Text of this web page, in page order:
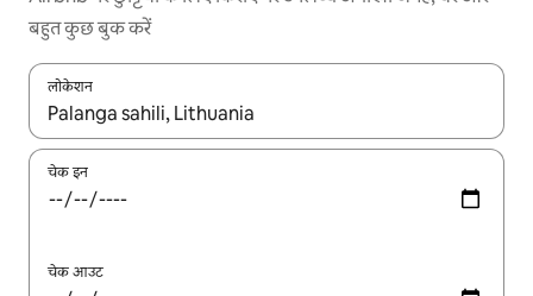
बहुत कुछ बुक करें
लोकेशन
नतीजों के उपलब्ध होने पर, अप और डाउन 'ऐरो की' का इस्तेमाल करके नेविगेट
चेक इन
चेक आउट